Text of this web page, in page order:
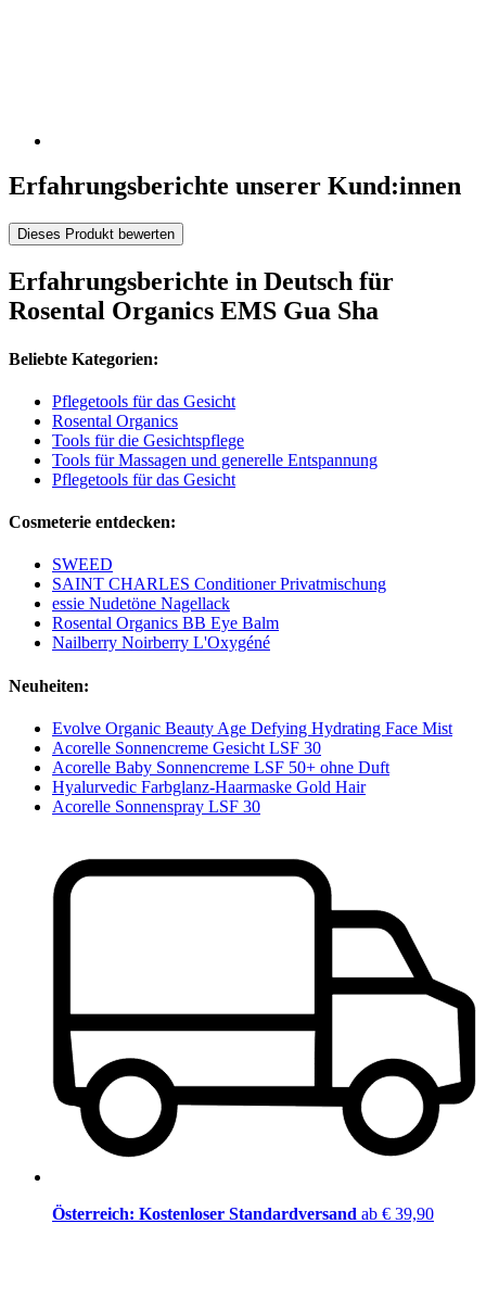
Erfahrungsberichte unserer Kund:innen
Dieses Produkt bewerten
Erfahrungsberichte in Deutsch für
Rosental Organics EMS Gua Sha
Beliebte Kategorien:
Pflegetools für das Gesicht
Rosental Organics
Tools für die Gesichtspflege
Tools für Massagen und generelle Entspannung
Pflegetools für das Gesicht
Cosmeterie entdecken:
SWEED
SAINT CHARLES Conditioner Privatmischung
essie Nudetöne Nagellack
Rosental Organics BB Eye Balm
Nailberry Noirberry L'Oxygéné
Neuheiten:
Evolve Organic Beauty Age Defying Hydrating Face Mist
Acorelle Sonnencreme Gesicht LSF 30
Acorelle Baby Sonnencreme LSF 50+ ohne Duft
Hyalurvedic Farbglanz-Haarmaske Gold Hair
Acorelle Sonnenspray LSF 30
Österreich: Kostenloser Standardversand ab € 39,90